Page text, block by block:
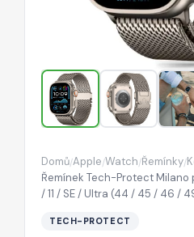
8
/
9
10
/
Domů/Apple/Watch/Řemínky/
Řemínek Tech-Protect Milano
/ 11 / SE / Ultra (44 / 45 / 46 /
TECH-PROTECT